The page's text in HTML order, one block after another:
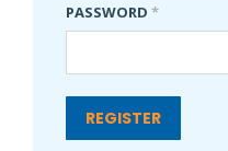
PASSWORD *
REGISTER